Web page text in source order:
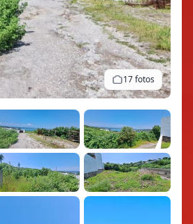
17 fotos